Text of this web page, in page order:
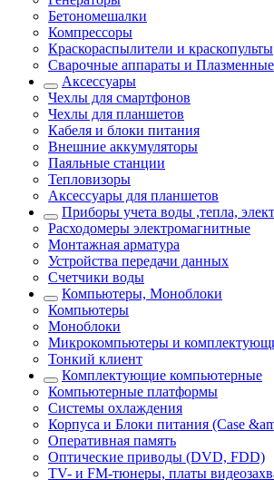
Бетономешалки
Компрессоры
Краскораспылители и краскопульты
Сварочные аппараты и Плазменные
Аксессуары
Чехлы для смартфонов
Чехлы для планшетов
Кабеля и блоки питания
Внешние аккумуляторы
Паяльные станции
Тепловизоры
Аксессуары для планшетов
Приборы учета воды ,тепла,
Расходомеры электромагнитные
Монтажная арматура
Устройства передачи данных
Счетчики воды
Компьютеры, Моноблоки
Компьютеры
Моноблоки
Микрокомпьютеры и
Тонкий клиент
Комплектующие компьютерные
Компьютерные платформы
Системы охлаждения
Корпуса и Блоки питания (Case
Оперативная память
Оптические приводы (DVD, FDD)
ТV- и FM-тюнеры, платы